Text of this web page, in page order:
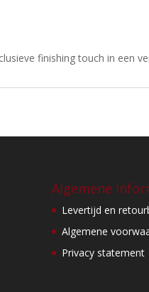
finishing touch in een
Algemene
Levertijd en
Algemene
Privacy statement